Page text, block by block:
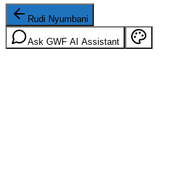
Rudi Nyumbani
Ask GWF AI Assistant